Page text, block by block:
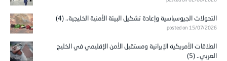
التحولات الجيوسياسية وإعادة تشكيل البيئة الأمنية الخليجية.. (4)
posted on 15/07/2026
العلاقات الأمريكية الإيرانية ومستقبل الأمن الإقليمي في الخليج
العربي.. (5)